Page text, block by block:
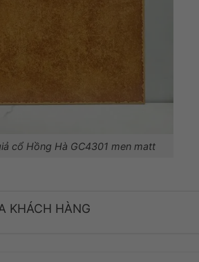
cổ Hồng Hà GC4301 men matt
KHÁCH HÀNG